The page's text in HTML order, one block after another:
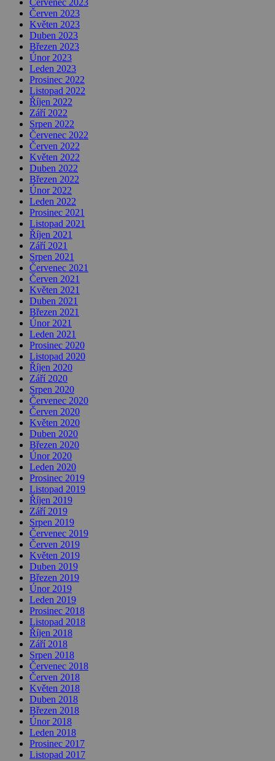
Červenec 2023
Červen 2023
Květen 2023
Duben 2023
Březen 2023
Únor 2023
Leden 2023
Prosinec 2022
Listopad 2022
Říjen 2022
Září 2022
Srpen 2022
Červenec 2022
Červen 2022
Květen 2022
Duben 2022
Březen 2022
Únor 2022
Leden 2022
Prosinec 2021
Listopad 2021
Říjen 2021
Září 2021
Srpen 2021
Červenec 2021
Červen 2021
Květen 2021
Duben 2021
Březen 2021
Únor 2021
Leden 2021
Prosinec 2020
Listopad 2020
Říjen 2020
Září 2020
Srpen 2020
Červenec 2020
Červen 2020
Květen 2020
Duben 2020
Březen 2020
Únor 2020
Leden 2020
Prosinec 2019
Listopad 2019
Říjen 2019
Září 2019
Srpen 2019
Červenec 2019
Červen 2019
Květen 2019
Duben 2019
Březen 2019
Únor 2019
Leden 2019
Prosinec 2018
Listopad 2018
Říjen 2018
Září 2018
Srpen 2018
Červenec 2018
Červen 2018
Květen 2018
Duben 2018
Březen 2018
Únor 2018
Leden 2018
Prosinec 2017
Listopad 2017